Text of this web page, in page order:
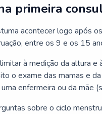
primeira
acontecer logo após
entre os 9 e os 15
à medição da altura e
o exame das mamas e
enfermeira ou da mãe
sobre o ciclo